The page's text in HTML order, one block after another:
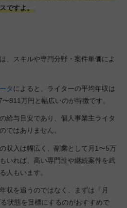
ですよ。
、スキルや専門分野・案件単価によ
タによると、ライターの平均年収は
811万円と幅広いのが特徴です。
給与目安であり、個人事業主ライタ
ではありません。
収入は幅広く、副業として月1〜5万
いれば、高い専門性や継続案件を武
人もいます。
収を追うのではなく、まずは「月
状態を目標にするのがおすすめで